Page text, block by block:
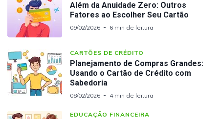
Além da Anuidade Zero: Outros
Fatores ao Escolher Seu Cartão
09/02/2026 6 min de leitura
CARTÕES DE CRÉDITO
Planejamento de Compras Grandes:
Usando o Cartão de Crédito com
Sabedoria
08/02/2026 4 min de leitura
EDUCAÇÃO FINANCEIRA